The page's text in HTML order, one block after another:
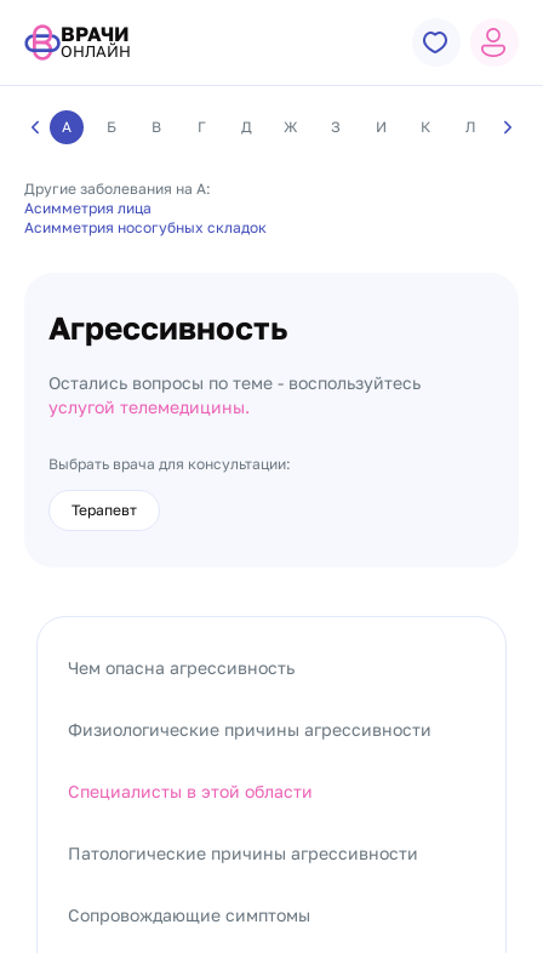
ВРАЧИ
ОНЛАЙН
А Б В Г Д Ж З И К Л М
Другие заболевания на А:
Асимметрия лица
Асимметрия носогубных складок
Агрессивность
Остались вопросы по теме - воспользуйтесь
услугой телемедицины.
Выбрать врача для консультации:
Терапевт
Чем опасна агрессивность
Физиологические причины агрессивности
Специалисты в этой области
Патологические причины агрессивности
Сопровождающие симптомы